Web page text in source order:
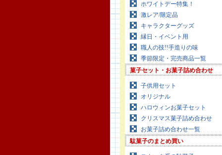
ホワイトデー特集！
激レア/限定品
キャラクターグッズ
縁日・イベント用
職人の技!!手造りの味
季節限定・完売商品一覧
菓子セット・お菓子詰め合わせ
子供用セット
オリジナル
ハロウィンお菓子セット
クリスマス菓子詰め合わせ
お菓子詰め合わせ一覧
駄菓子のまとめ買い